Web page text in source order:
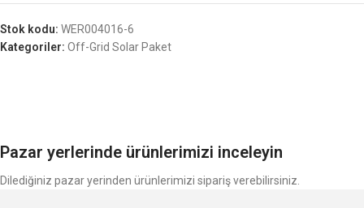
Stok kodu: WER004016-6
Kategoriler: Off-Grid Solar Paket
Pazar yerlerinde ürünlerimizi inceleyin
Dilediğiniz pazar yerinden ürünlerimizi sipariş verebilirsiniz.